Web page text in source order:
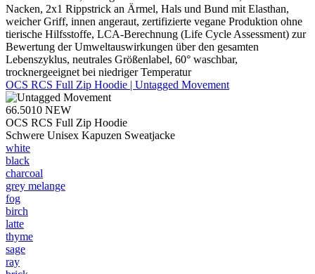
Nacken, 2x1 Rippstrick an Ärmel, Hals und Bund mit Elasthan,
weicher Griff, innen angeraut, zertifizierte vegane Produktion ohne
tierische Hilfsstoffe, LCA-Berechnung (Life Cycle Assessment) zur
Bewertung der Umweltauswirkungen über den gesamten
Lebenszyklus, neutrales Größenlabel, 60° waschbar,
trocknergeeignet bei niedriger Temperatur
OCS RCS Full Zip Hoodie | Untagged Movement
66.5010 NEW
OCS RCS Full Zip Hoodie
Schwere Unisex Kapuzen Sweatjacke
white
black
charcoal
grey melange
fog
birch
latte
thyme
sage
ray